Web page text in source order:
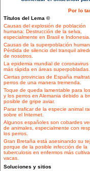
Por lo
Títulos del Lema ©
Causas del explosión de población
humana: Destrucción de la selva,
especialmente en Brasil e Indonesia.
Causas de la superpoblación
Pérdida de silencio del tranquil
de nosotros.
La epidemia mundial de coronavirus
más rápida en áreas superpobladas.
Ciertas provincias de España
perros de una manera tremenda.
Toque de queda lamentable para
y los perros en Alemania debido a
posible de gripe aviar.
Parar traficar de la especie animal
sobre el Internet.
Algunos españoles son cobardes
de animales, especialmente con
los perros.
Gran Bretaña está asesinando su
porque de la posible infección de la
tuberculosis en enfermos más
vacas.
Soluciones y sitios